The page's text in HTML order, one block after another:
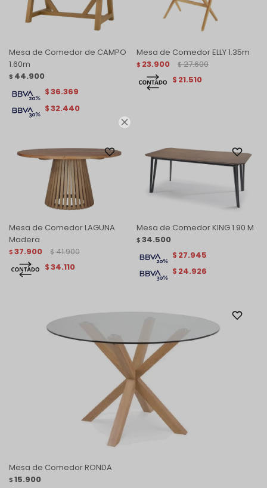

Mesa de Comedor de CAMPO
1.60m
$ 44.900
$32.440
$36.369
Mesa de Comedor ELLY 1.35m
$ 23.900 $ 27.600
$ 21.510
Mesa de Comedor LAGUNA
Madera
$ 37.900 $ 41.900
$34.110
Mesa de Comedor KING 1.90 M
$ 34.500
$ 24.926
$ 27.945
Mesa de Comedor RONDA
$ 15.900